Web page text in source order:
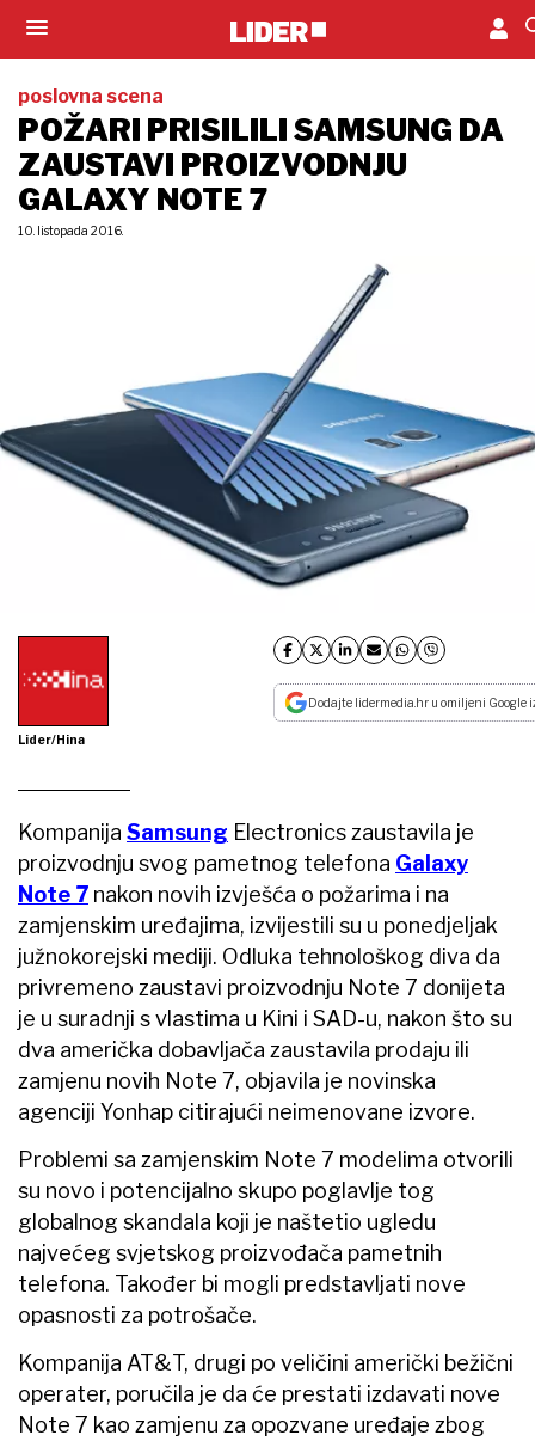
poslovna scena
POŽARI PRISILILI SAMSUNG DA
ZAUSTAVI PROIZVODNJU
GALAXY NOTE 7
10. listopada 2016.
Lider/Hina
Dodajte lidermedia.hr u omiljeni Google
Kompanija Samsung Electronics zaustavila je
proizvodnju svog pametnog telefona Galaxy
Note 7 nakon novih izvješća o požarima i na
zamjenskim uređajima, izvijestili su u ponedjeljak
južnokorejski mediji. Odluka tehnološkog diva da
privremeno zaustavi proizvodnju Note 7 donijeta
je u suradnji s vlastima u Kini i SAD-u, nakon što su
dva američka dobavljača zaustavila prodaju ili
zamjenu novih Note 7, objavila je novinska
agenciji Yonhap citirajući neimenovane izvore.
Problemi sa zamjenskim Note 7 modelima otvorili
su novo i potencijalno skupo poglavlje tog
globalnog skandala koji je naštetio ugledu
najvećeg svjetskog proizvođača pametnih
telefona. Također bi mogli predstavljati nove
opasnosti za potrošače.
Kompanija AT&T, drugi po veličini američki bežični
operater, poručila je da će prestati izdavati nove
Note 7 kao zamjenu za opozvane uređaje zbog